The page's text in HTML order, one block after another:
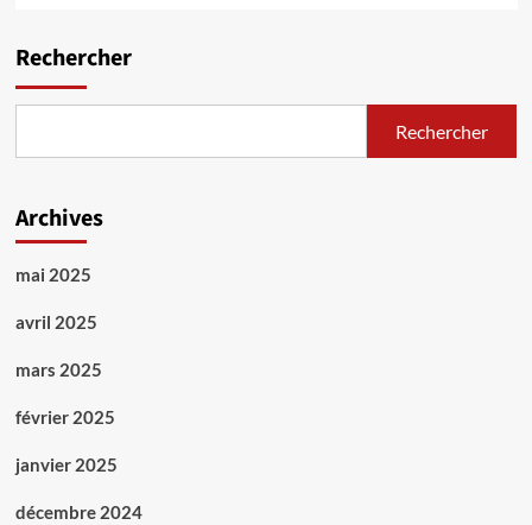
Rechercher
Rechercher
Archives
mai 2025
avril 2025
mars 2025
février 2025
janvier 2025
décembre 2024